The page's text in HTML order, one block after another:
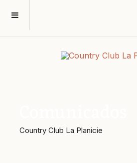
Country Club La Planicie